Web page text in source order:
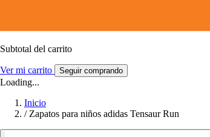
Subtotal del carrito
Ver mi carrito Seguir comprando
Loading...
Inicio
/ Zapatos para niños adidas Tensaur Run